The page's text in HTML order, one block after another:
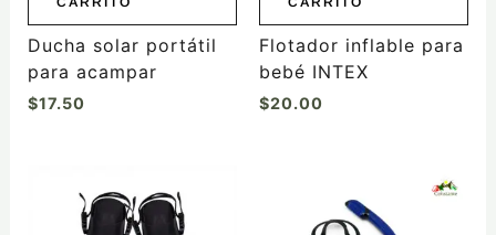
Ducha solar portátil
para acampar
$17.50
Flotador inflable para
bebé INTEX
$20.00
producto